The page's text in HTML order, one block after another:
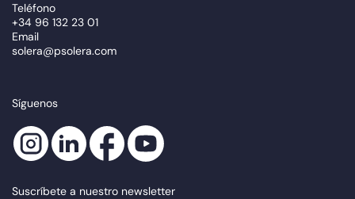
Teléfono
+34 96 132 23 01
Email
solera@psolera.com
Síguenos
Suscríbete a nuestro newsletter